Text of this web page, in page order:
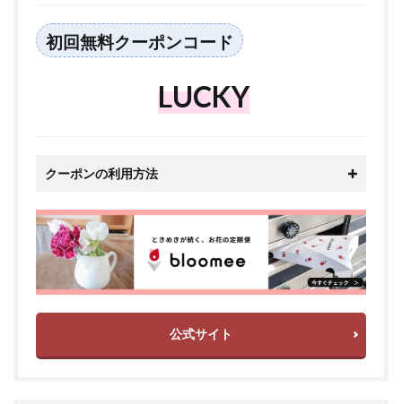
初回無料クーポンコード
LUCKY
クーポンの利用方法
公式サイト